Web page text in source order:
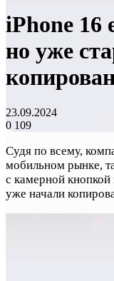
iPhone 16
но уже
23.09.2024
0 109
Судя по всему,
мобильном рынке,
с камерной
уже начали